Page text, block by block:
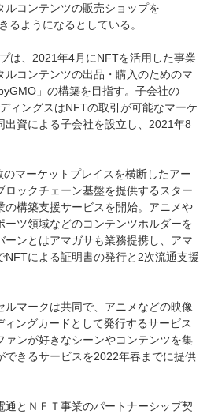
ルコンテンツの販売ショップを
るようになるとしている。
は、2021年4月にNFTを活用した事業
ルコンテンツの出品・購入のためのマ
」の構築を目指す。子会社の
ィングスはNFTの取引が可能なマーケ
出資による子会社を設立し、2021年8
マーケットプレイスを横断したアー
ロックチェーン基盤を提供するスター
の構築支援サービスを開始。アニメや
ーツ領域などのコンテンツホルダーを
ンとはアマガサも業務提携し、アマ
NFTによる証明書の発行と2次流通支援
ルマークは共同で、アニメなどの映像
ングカードとして発行するサービス
ァンが好きなシーンやコンテンツを集
できるサービスを2022年春までに提供
通とＮＦＴ事業のパートナーシップ契